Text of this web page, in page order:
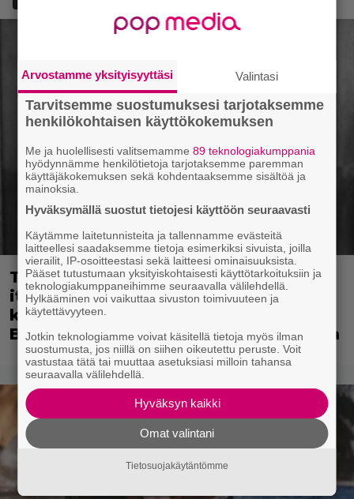
Tänään tv:ssä: Vuoden 2023
italialaisesta elokuvasta tuli
kotimaassaan suositumpi kuin
Barbie – Nyt ensiesityksenä Suomessa
Arvostamme yksityisyyttäsi Valintasi
Tarvitsemme suostumuksesi tarjotaksemme
henkilökohtaisen käyttökokemuksen
Me ja huolellisesti valitsemamme89 teknologiakumppania
hyödynnämme henkilötietoja tarjotaksemme paremman
käyttäjäkokemuksen sekä kohdentaaksemme sisältöä ja
mainoksia.
Hyväksymällä suostut tietojesi käyttöön seuraavasti
Käytämme laitetunnisteita ja tallennamme evästeitä
laitteellesi saadaksemme tietoja esimerkiksi sivuista, joilla
vierailit, IP-osoitteestasi sekä laitteesi ominaisuuksista.
Pääset tutustumaan yksityiskohtaisesti käyttötarkoituksiin ja
teknologiakumppaneihimme seuraavalla välilehdellä.
Hylkääminen voi vaikuttaa sivuston toimivuuteen ja
käytettävyyteen.
Jotkin teknologiamme voivat käsitellä tietoja myös ilman
suostumusta, jos niillä on siihen oikeutettu peruste. Voit
vastustaa tätä tai muuttaa asetuksiasi milloin tahansa
seuraavalla välilehdellä.
Hyväksyn kaikki
Omat valintani
Tietosuojakäytäntömme